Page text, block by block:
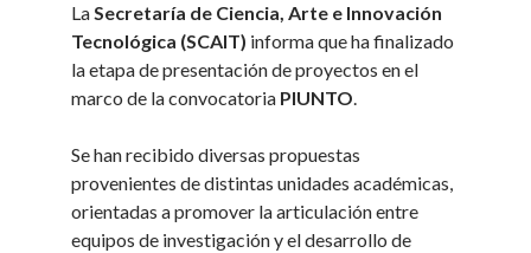
LaSecretaría de Ciencia, Arte e Innovación
Tecnológica (SCAIT) informa que ha finalizado
la etapa de presentación de proyectos en el
marco de la convocatoria PIUNTO.
Se han recibido diversas propuestas
provenientes de distintas unidades académicas,
orientadas a promover la articulación entre
equipos de investigación y el desarrollo de